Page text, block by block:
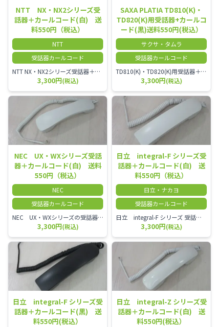
NTT NX・NX2シリーズ受
話器＋カールコード(白) 送
料550円（税込）
NTT
受話器カールコード
NTT NX・NX2シリーズ受話器＋カールコード
3,300円(税込)
SAXA PLATIA TD810(K)・
TD820(K)用受話器+カールコ
ード(黒)送料550円(税込）
サクサ・タムラ
受話器カールコード
TD810(K)・TD820(K)用受話器＋カールコード セット／本商品は中古品となります。 写真では分かりにくいキズ・汚れなどの使用感があります。 予めご理解・ご了承頂きますようお願いいたします。
3,300円(税込)
NEC UX・WXシリーズ受話
器＋カールコード(白) 送料
550円（税込）
NEC
受話器カールコード
NEC UX・WXシリーズの受話器とカールコードセット／本商品は中古品となります。 写真では分かりにくいキズ・汚れなどの使用感があります。 経年変化で日焼けの色味が強くなる場合がございます。 予めご理解・ご了承頂きますようお願いいたします。
3,300円(税込)
日立 integral-F シリーズ受
話器＋カールコード(白) 送
料550円（税込）
日立・ナカヨ
受話器カールコード
日立 integral-F シリーズ 受話器＋カールコード セット（白）／本商品は中古品となります。 写真では分かりにくいキズ・汚れなどの使用感があります。 経年変化で日焼けの色味が強くなる場合がございます。 予めご理解・ご了承頂きますようお願いいたします。
3,300円(税込)
日立 integral-F シリーズ受
話器＋カールコード(黒) 送
料550円(税込）
日立 integral-Z シリーズ受
話器＋カールコード(白) 送
料550円(税込）